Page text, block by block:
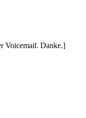
Voicemail. Danke.]